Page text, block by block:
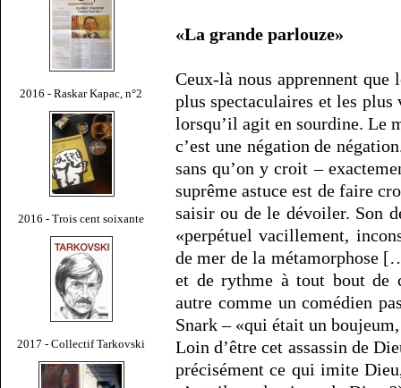
2016 - Raskar Kapac, n°2
2016 - Trois cent soixante
2017 - Collectif Tarkovski
«La grande parlouze»
Ceux-là nous apprennent
plus spectaculaires et les
lorsqu’il agit en sourdine. Le
c’est une négation de
sans qu’on y croit –
suprême astuce est de faire
saisir ou de le dévoiler. Son
«perpétuel vacillement,
de mer de la métamorphose
et de rythme à tout bout de
autre comme un comédien
Snark – «qui était un
Loin d’être cet assassin de
précisément ce qui imite